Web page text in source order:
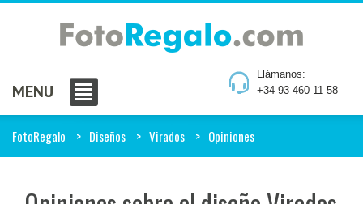
Llámanos:
+34 93 460 11 58
MENU
FotoRegalo Diseños Virados Opiniones